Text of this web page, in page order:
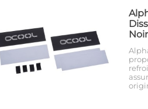
Noir